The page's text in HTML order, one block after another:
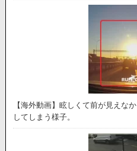
【海外動画】眩しくて前が見えな
してしまう様子。